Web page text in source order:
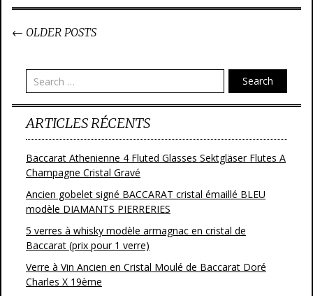
← OLDER POSTS
Search
ARTICLES RÉCENTS
Baccarat Athenienne 4 Fluted Glasses Sektgläser Flutes A
Champagne Cristal Gravé
Ancien gobelet signé BACCARAT cristal émaillé BLEU
modèle DIAMANTS PIERRERIES
5 verres à whisky modèle armagnac en cristal de
Baccarat (prix pour 1 verre)
Verre à Vin Ancien en Cristal Moulé de Baccarat Doré
Charles X 19ème